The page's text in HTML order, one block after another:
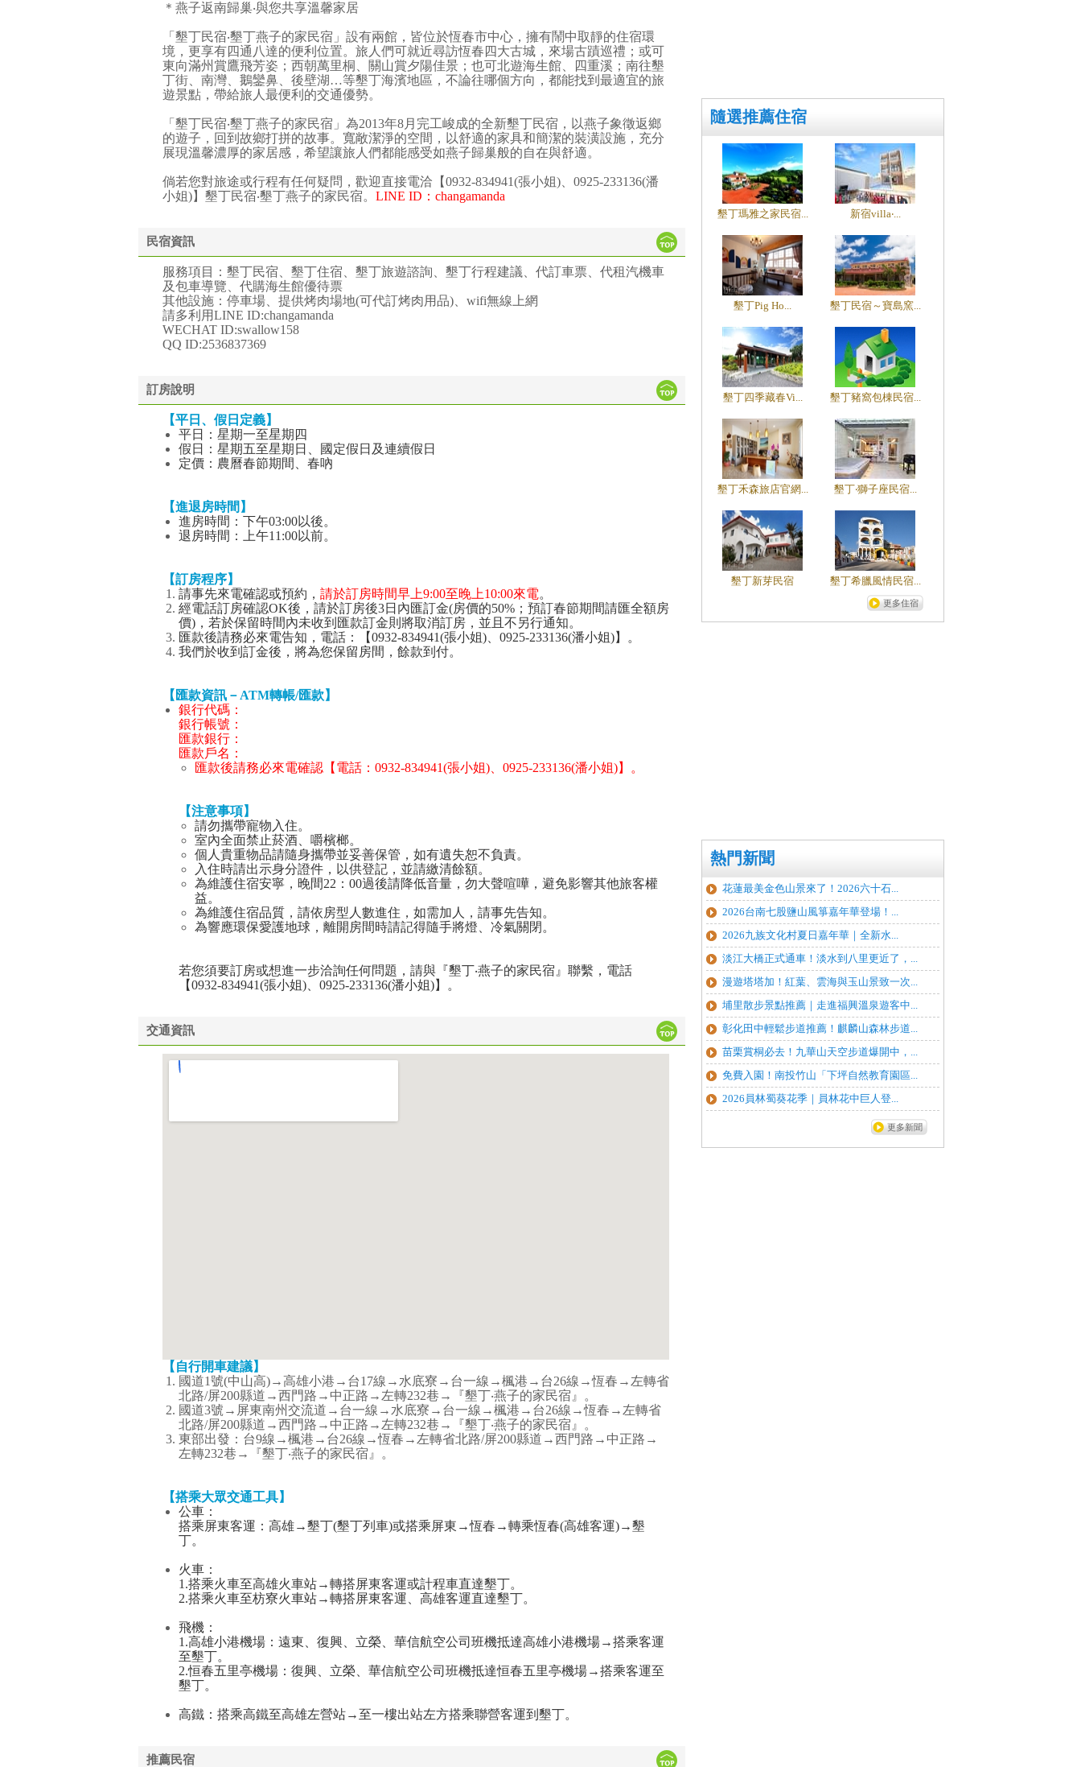
隨選推薦住宿
墾丁瑪雅之家民宿... 新宿villa‧...
墾丁Pig Ho... 墾丁民宿～寶島窯...
墾丁四季藏春Vi... 墾丁豬窩包棟民宿...
墾丁禾森旅店官網... 墾丁‧獅子座民宿...
墾丁新芽民宿 墾丁希臘風情民宿...
更多住宿
熱門新聞
花蓮最美金色山景來了！2026六十石...
2026台南七股鹽山風箏嘉年華登場！...
2026九族文化村夏日嘉年華｜全新水...
淡江大橋正式通車！淡水到八里更近了，...
漫遊塔塔加！紅葉、雲海與玉山景致一次...
埔里散步景點推薦｜走進福興溫泉遊客中...
彰化田中輕鬆步道推薦！麒麟山森林步道...
苗栗賞桐必去！九華山天空步道爆開中，...
免費入園！南投竹山「下坪自然教育園區...
2026員林蜀葵花季｜員林花中巨人登...
更多新聞
＊燕子返南歸巢‧與您共享溫馨家居
「墾丁民宿‧墾丁燕子的家民宿」設有兩館，皆位於恆春市中心，擁有鬧中取靜的住宿環
境，更享有四通八達的便利位置。旅人們可就近尋訪恆春四大古城，來場古蹟巡禮；或可
東向滿州賞鷹飛芳姿；西朝萬里桐、關山賞夕陽佳景；也可北遊海生館、四重溪；南往墾
丁街、南灣、鵝鑾鼻、後壁湖…等墾丁海濱地區，不論往哪個方向，都能找到最適宜的旅
遊景點，帶給旅人最便利的交通優勢。
「墾丁民宿‧墾丁燕子的家民宿」為2013年8月完工峻成的全新墾丁民宿，以燕子象徵返鄉
的遊子，回到故鄉打拼的故事。寬敞潔淨的空間，以舒適的家具和簡潔的裝潢設施，充分
展現溫馨濃厚的家居感，希望讓旅人們都能感受如燕子歸巢般的自在與舒適。
倘若您對旅途或行程有任何疑問，歡迎直接電洽【0932-834941(張小姐)、0925-233136(潘
小姐)】墾丁民宿‧墾丁燕子的家民宿。 LINE ID：changamanda
民宿資訊
服務項目：墾丁民宿、墾丁住宿、墾丁旅遊諮詢、墾丁行程建議、代訂車票、代租汽機車
及包車導覽、代購海生館優待票
其他設施：停車場、提供烤肉場地(可代訂烤肉用品)、wifi無線上網
請多利用LINE ID:changamanda
WECHAT ID:swallow158
QQ ID:2536837369
訂房說明
【平日、假日定義】
平日：星期一至星期四
假日：星期五至星期日、國定假日及連續假日
定價：農曆春節期間、春吶
【進退房時間】
進房時間：下午03:00以後。
退房時間：上午11:00以前。
【訂房程序】
請事先來電確認或預約， 請於訂房時間早上9:00至晚上10:00來電。
經電話訂房確認OK後，請於訂房後3日內匯訂金(房價的50%；預訂春節期間請匯全額房
價)，若於保留時間內未收到匯款訂金則將取消訂房，並且不另行通知。
匯款後請務必來電告知，電話：【0932-834941(張小姐)、0925-233136(潘小姐)】。
我們於收到訂金後，將為您保留房間，餘款到付。
【匯款資訊－ATM轉帳/匯款】
銀行代碼：
銀行帳號：
匯款銀行：
匯款戶名：
匯款後請務必來電確認【電話：0932-834941(張小姐)、0925-233136(潘小姐)】。
【注意事項】
請勿攜帶寵物入住。
室內全面禁止菸酒、嚼檳榔。
個人貴重物品請隨身攜帶並妥善保管，如有遺失恕不負責。
入住時請出示身分證件，以供登記，並請繳清餘額。
為維護住宿安寧，晚間22：00過後請降低音量，勿大聲喧嘩，避免影響其他旅客權
益。
為維護住宿品質，請依房型人數進住，如需加人，請事先告知。
為響應環保愛護地球，離開房間時請記得隨手將燈、冷氣關閉。
若您須要訂房或想進一步洽詢任何問題，請與『墾丁‧燕子的家民宿』聯繫，電話
【0932-834941(張小姐)、0925-233136(潘小姐)】。
交通資訊
【自行開車建議】
國道1號(中山高)→高雄小港→台17線→水底寮→台一線→楓港→台26線→恆春→左轉省
北路/屏200縣道→西門路→中正路→左轉232巷→『墾丁‧燕子的家民宿』。
國道3號→屏東南州交流道→台一線→水底寮→台一線→楓港→台26線→恆春→左轉省
北路/屏200縣道→西門路→中正路→左轉232巷→『墾丁‧燕子的家民宿』。
東部出發：台9線→楓港→台26線→恆春→左轉省北路/屏200縣道→西門路→中正路→
左轉232巷→『墾丁‧燕子的家民宿』。
【搭乘大眾交通工具】
公車：
搭乘屏東客運：高雄→墾丁(墾丁列車)或搭乘屏東→恆春→轉乘恆春(高雄客運)→墾
丁。
火車：
1.搭乘火車至高雄火車站→轉搭屏東客運或計程車直達墾丁。
2.搭乘火車至枋寮火車站→轉搭屏東客運、高雄客運直達墾丁。
飛機：
1.高雄小港機場：遠東、復興、立榮、華信航空公司班機抵達高雄小港機場→搭乘客運
至墾丁。
2.恒春五里亭機場：復興、立榮、華信航空公司班機抵達恒春五里亭機場→搭乘客運至
墾丁。
高鐵：搭乘高鐵至高雄左營站→至一樓出站左方搭乘聯營客運到墾丁。
推薦民宿